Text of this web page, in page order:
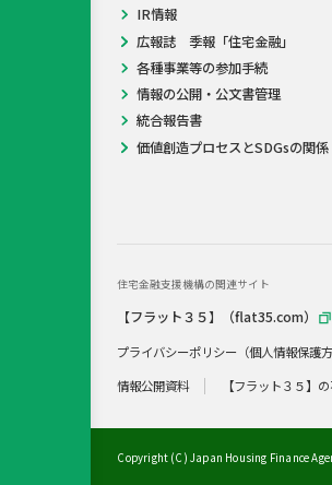
IR情報
広報誌 季報「住宅金融」
各種事業等の参加手続
情報の公開・公文書管理
統合報告書
価値創造プロセスとSDGsの関係
住宅金融支援機構の関連サイト
【フラット３５】（flat35.com）
プライバシーポリシー（個人情報保護方
情報公開資料
【フラット３５】
Copyright (C) Japan Housing Finance